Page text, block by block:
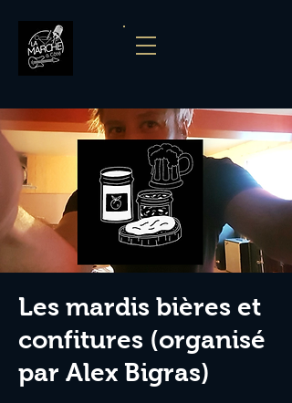
Les mardis bières et
confitures (organisé
par Alex Bigras)